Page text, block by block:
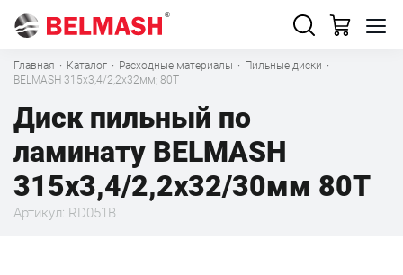
Главная · Каталог · Расходные материалы · Пильные диски ·
BELMASH 315х3,4/2,2х32мм; 80Т
Диск пильный по
ламинату BELMASH
315х3,4/2,2х32/30мм 80Т
Артикул: RD051B